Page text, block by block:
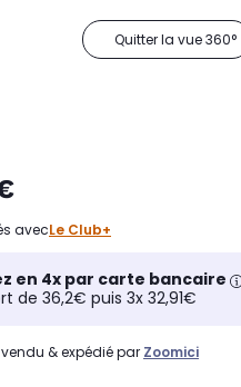
Quitter la vue 360°
avecLe Club+
en 4x par carte bancaire
de 36,2€ puis 3x 32,91€
vendu & expédié par Zoomici